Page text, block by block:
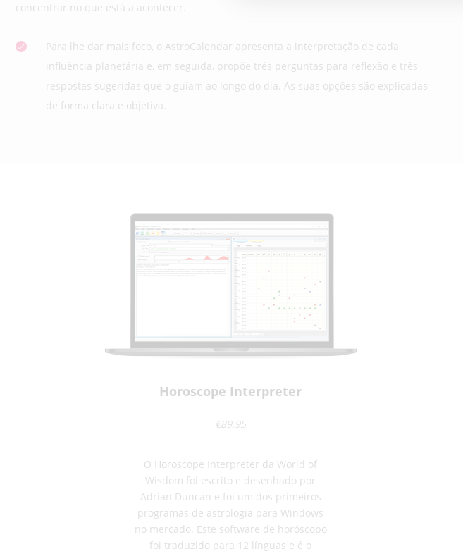
concentrar no que está a acontecer.
Para lhe dar mais foco, o AstroCalendar apresenta a interpretação de cada
influência planetária e, em seguida, propõe três perguntas para reflexão e três
respostas sugeridas que o guiam ao longo do dia. As suas opções são explicadas
de forma clara e objetiva.
Horoscope Interpreter
€89.95
O Horoscope Interpreter da World of
Wisdom foi escrito e desenhado por
Adrian Duncan e foi um dos primeiros
programas de astrologia para Windows
no mercado. Este software de horóscopo
foi traduzido para 12 línguas e é o